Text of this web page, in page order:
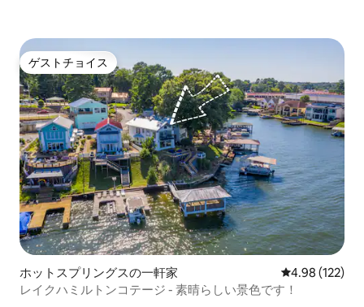
ゲストチョイス
ゲストチョイス
ホットスプリングスの一軒家 レビュー122
4.98 (122)
レイクハミルトンコテージ - 素晴らしい景色です！